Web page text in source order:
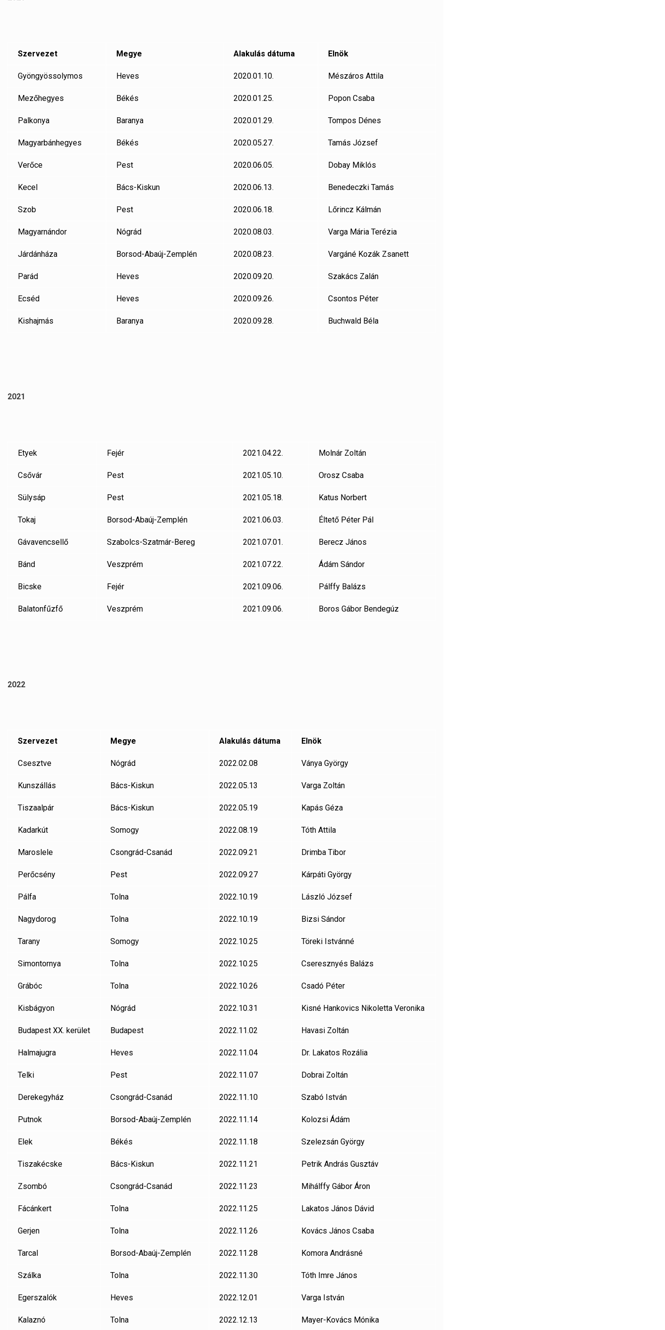
Szervezet Megye Alakulás dátuma Elnök
Gyöngyössolymos Heves 2020.01.10. Mészáros Attila
Mezőhegyes Békés 2020.01.25. Popon Csaba
Palkonya Baranya 2020.01.29. Tompos Dénes
Magyarbánhegyes Békés 2020.05.27. Tamás József
Verőce Pest 2020.06.05. Dobay Miklós
Kecel Bács-Kiskun 2020.06.13. Benedeczki Tamás
Szob Pest 2020.06.18. Lőrincz Kálmán
Magyarnándor Nógrád 2020.08.03. Varga Mária Terézia
Járdánháza Borsod-Abaúj-Zemplén 2020.08.23. Vargáné Kozák Zsanett
Parád Heves 2020.09.20. Szakács Zalán
Ecséd Heves 2020.09.26. Csontos Péter
Kishajmás Baranya 2020.09.28. Buchwald Béla
2021
Etyek Fejér 2021.04.22. Molnár Zoltán
Csővár Pest 2021.05.10. Orosz Csaba
Sülysáp Pest 2021.05.18. Katus Norbert
Tokaj Borsod-Abaúj-Zemplén 2021.06.03. Éltető Péter Pál
Gávavencsellő Szabolcs-Szatmár-Bereg 2021.07.01. Berecz János
Bánd Veszprém 2021.07.22. Ádám Sándor
Bicske Fejér 2021.09.06. Pálffy Balázs
Balatonfűzfő Veszprém 2021.09.06. Boros Gábor Bendegúz
2022
Szervezet Megye Alakulás dátuma Elnök
Csesztve Nógrád 2022.02.08 Ványa György
Kunszállás Bács-Kiskun 2022.05.13 Varga Zoltán
Tiszaalpár Bács-Kiskun 2022.05.19 Kapás Géza
Kadarkút Somogy 2022.08.19 Tóth Attila
Maroslele Csongrád-Csanád 2022.09.21 Drimba Tibor
Perőcsény Pest 2022.09.27 Kárpáti György
Pálfa Tolna 2022.10.19 László József
Nagydorog Tolna 2022.10.19 Bizsi Sándor
Tarany Somogy 2022.10.25 Töreki Istvánné
Simontornya Tolna 2022.10.25 Cseresznyés Balázs
Grábóc Tolna 2022.10.26 Csadó Péter
Kisbágyon Nógrád 2022.10.31 Kisné Hankovics Nikoletta Veronika
Budapest XX. kerület Budapest 2022.11.02 Havasi Zoltán
Halmajugra Heves 2022.11.04 Dr. Lakatos Rozália
Telki Pest 2022.11.07 Dobrai Zoltán
Derekegyház Csongrád-Csanád 2022.11.10 Szabó István
Putnok Borsod-Abaúj-Zemplén 2022.11.14 Kolozsi Ádám
Elek Békés 2022.11.18 Szelezsán György
Tiszakécske Bács-Kiskun 2022.11.21 Petrik András Gusztáv
Zsombó Csongrád-Csanád 2022.11.23 Mihálffy Gábor Áron
Fácánkert Tolna 2022.11.25 Lakatos János Dávid
Gerjen Tolna 2022.11.26 Kovács János Csaba
Tarcal Borsod-Abaúj-Zemplén 2022.11.28 Komora Andrásné
Szálka Tolna 2022.11.30 Tóth Imre János
Egerszalók Heves 2022.12.01 Varga István
Kalaznó Tolna 2022.12.13 Mayer-Kovács Mónika